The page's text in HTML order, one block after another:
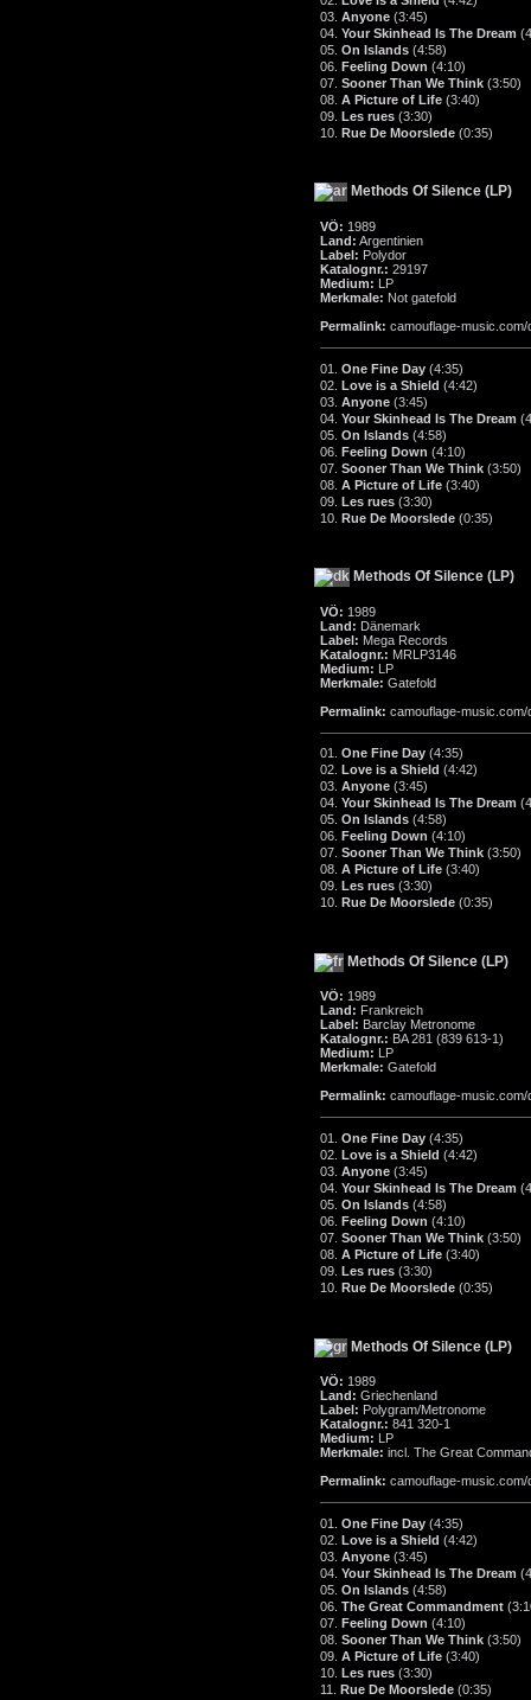
03. Anyone (3:45)
04. Your Skinhead Is The Dream
05. On Islands (4:58)
06. Feeling Down (4:10)
07. Sooner Than We Think (3:50)
08. A Picture of Life (3:40)
09. Les rues (3:30)
10. Rue De Moorslede (0:35)
Methods Of Silence (LP)
VÖ: 1989
Land: Argentinien
Label: Polydor
Katalognr.: 29197
Medium: LP
Merkmale: Not gatefold
Permalink: camouflage-music.com/
01. One Fine Day (4:35)
02. Love is a Shield (4:42)
03. Anyone (3:45)
04. Your Skinhead Is The Dream
05. On Islands (4:58)
06. Feeling Down (4:10)
07. Sooner Than We Think (3:50)
08. A Picture of Life (3:40)
09. Les rues (3:30)
10. Rue De Moorslede (0:35)
Methods Of Silence (LP)
VÖ: 1989
Land: Dänemark
Label: Mega Records
Katalognr.: MRLP3146
Medium: LP
Merkmale: Gatefold
Permalink: camouflage-music.com/
01. One Fine Day (4:35)
02.
Love is a Shield (4:42)
03. Anyone (3:45)
04. Your Skinhead Is The Dream
05. On Islands (4:58)
06.
Feeling Down (4:10)
07. Sooner Than We Think (3:50)
08. A Picture of Life (3:40)
09.
Les rues (3:30)
10.
Rue De Moorslede (0:35)
Methods Of Silence (LP)
VÖ: 1989
Land: Frankreich
Label: Barclay Metronome
Katalognr.: BA 281 (839 613-1)
Medium:
LP
Merkmale: Gatefold
Permalink: camouflage-music.com/
01. One Fine Day (4:35)
02.
Love is a Shield (4:42)
03. Anyone (3:45)
04. Your Skinhead Is The Dream
05. On Islands (4:58)
06.
Feeling Down (4:10)
07. Sooner Than We Think (3:50)
08. A Picture of Life (3:40)
09.
Les rues (3:30)
10.
Rue De Moorslede (0:35)
Methods Of Silence (LP)
VÖ: 1989
Land: Griechenland
Label: Polygram/Metronome
Katalognr.: 841 320-1
Medium:
LP
Merkmale: incl. The Great
Permalink: camouflage-music.com/
01. One Fine Day (4:35)
02. Love is a Shield (4:42)
03. Anyone (3:45)
04. Your Skinhead Is The Dream
05. On Islands (4:58)
06. The Great Commandment
07. Feeling Down (4:10)
08. Sooner Than We Think (3:50)
09. A Picture of Life (3:40)
10. Les rues (3:30)
11. Rue De Moorslede (0:35)